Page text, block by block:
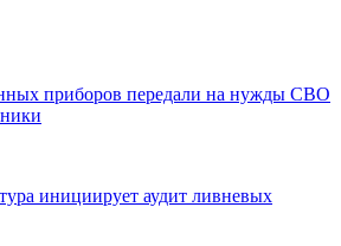
приборов передали на нужды СВО
инициирует аудит ливневых